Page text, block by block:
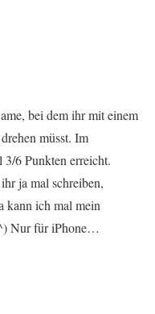
bei dem ihr mit einem
müsst. Im
3/6 Punkten erreicht.
ja mal schreiben,
kann ich mal mein
Nur für iPhone…